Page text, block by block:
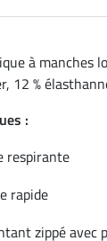
à manches
12 %
:
respirante
rapide
zippé avec